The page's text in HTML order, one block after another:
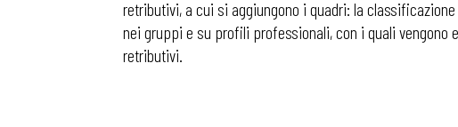
Chi Siamo
retributivi, a cui si aggiungono i quadri: la
nei gruppi e su profili professionali, con i quali
retributivi.